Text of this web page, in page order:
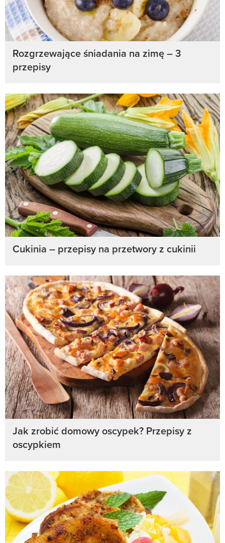
Rozgrzewające śniadania na zimę – 3
przepisy
Cukinia – przepisy na przetwory z cukinii
Jak zrobić domowy oscypek? Przepisy z
oscypkiem